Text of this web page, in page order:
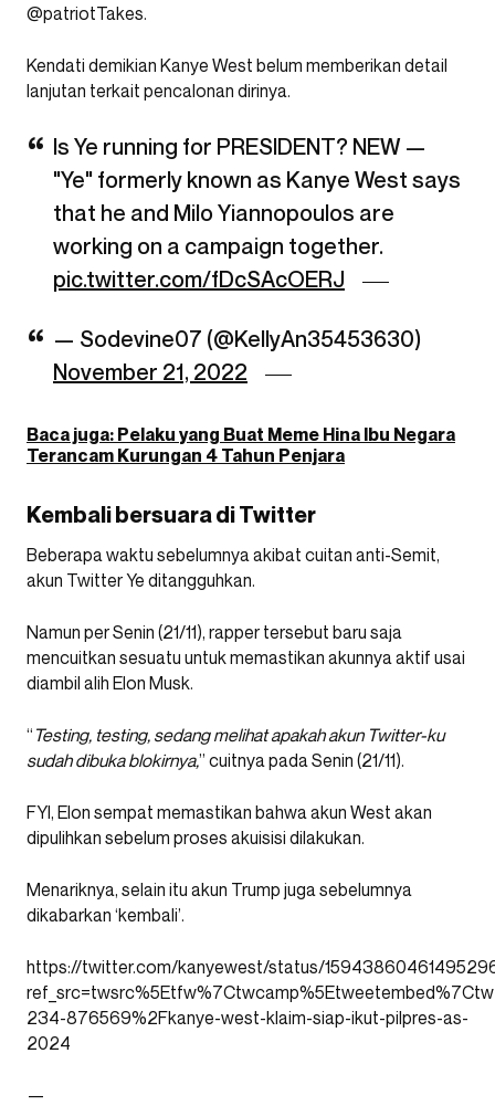
@patriotTakes.
Kendati demikian Kanye West belum memberikan detail
lanjutan terkait pencalonan dirinya.
Is Ye running for PRESIDENT? NEW —
"Ye" formerly known as Kanye West says
that he and Milo Yiannopoulos are
working on a campaign together.
pic.twitter.com/fDcSAcOERJ
— Sodevine07 (@KellyAn35453630)
November 21, 2022
Baca juga: Pelaku yang Buat Meme Hina Ibu Negara
Terancam Kurungan 4 Tahun Penjara
Kembali bersuara di Twitter
Beberapa waktu sebelumnya akibat cuitan anti-Semit,
akun Twitter Ye ditangguhkan.
Namun per Senin (21/11), rapper tersebut baru saja
mencuitkan sesuatu untuk memastikan akunnya aktif usai
diambil alih Elon Musk.
“ Testing, testing, sedang melihat apakah akun Twitter-ku
sudah dibuka blokirnya,” cuitnya pada Senin (21/11).
FYI, Elon sempat memastikan bahwa akun West akan
dipulihkan sebelum proses akuisisi dilakukan.
Menariknya, selain itu akun Trump juga sebelumnya
dikabarkan ‘kembali’.
https://twitter.com/kanyewest/status/
234-876569%2Fkanye-west-klaim-siap-ikut-pilpres-as-
2024
—